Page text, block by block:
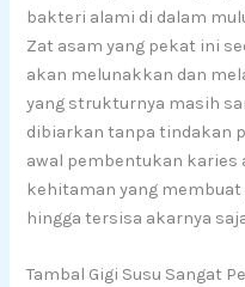
bakteri alami di dalam
Zat asam yang pekat ini
akan melunakkan dan
yang strukturnya masih
dibiarkan tanpa tindakan
awal pembentukan karies
kehitaman yang
hingga tersisa akarnya
Tambal Gigi Susu Sangat